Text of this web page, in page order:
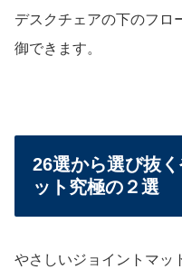
デスクチェアの下のフロ
御できます。
26選から選び抜
ット究極の２選
やさしいジョイントマッ